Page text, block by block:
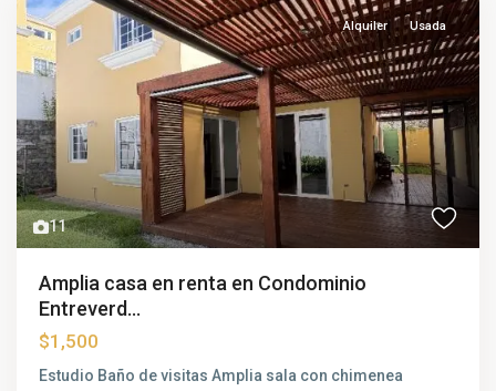
11
Alquiler Usada
Amplia casa en renta en Condominio
Entreverd...
$1,500
Estudio Baño de visitas Amplia sala con chimenea